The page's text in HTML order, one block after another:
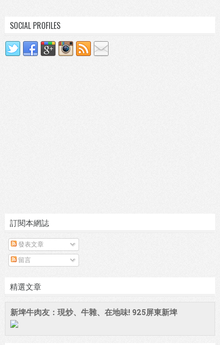
SOCIAL PROFILES
訂閱本網誌
發表文章
留言
精選文章
新埤牛肉友：現炒、牛雜、在地味! 925屏東新埤